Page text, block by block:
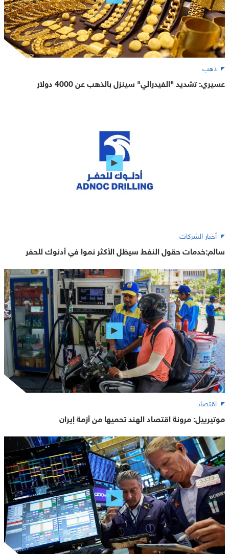
ذهب
عسيري: تشديد "الفيدرالي" سينزل بالذهب عن 4000 دولار
أخبار الشركات
سالم:خدمات حقول النفط سيظل الأكثر نموا في أدنوك للحفر
اقتصاد
موتيرييل: مرونة اقتصاد الهند تحميها من أزمة إيران